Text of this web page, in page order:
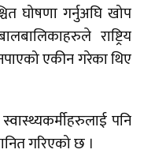
घोषणा गर्नुअघि खोप
राष्ट्रिय
एकीन गरेका थिए
पनि
गरिएको छ ।